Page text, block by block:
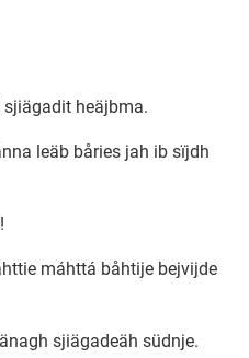
heäjbma.
leäb båries jah ib sïjdh
máhttá båhtije bejvijde
sjiägadeäh südnje.